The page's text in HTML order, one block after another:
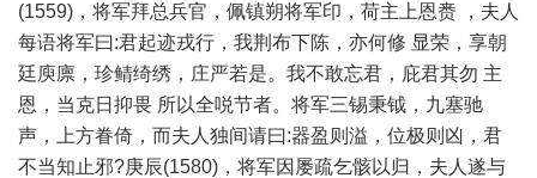
(1559)，将军拜总兵官，佩镇朔将军印，荷主上恩赉 ，夫人
每语将军曰:君起迹戎行，我荆布下陈，亦何修 显荣，享朝
廷庾廪，珍鲭绮绣，庄严若是。我不敢忘君，庇君其勿 主
恩，当克日抑畏 所以全哾节者。将军三锡秉钺，九塞驰
声，上方眷倚，而夫人独间请曰:器盈则溢，位极则凶，君
不当知止邪?庚辰(1580)，将军因屡疏乞骸以归，夫人遂与